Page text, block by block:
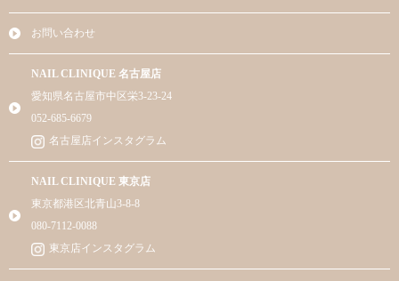
お問い合わせ
NAIL CLINIQUE 名古屋店
愛知県名古屋市中区栄3-23-24
052-685-6679
名古屋店インスタグラム
NAIL CLINIQUE 東京店
東京都港区北青山3-8-8
080-7112-0088
東京店インスタグラム